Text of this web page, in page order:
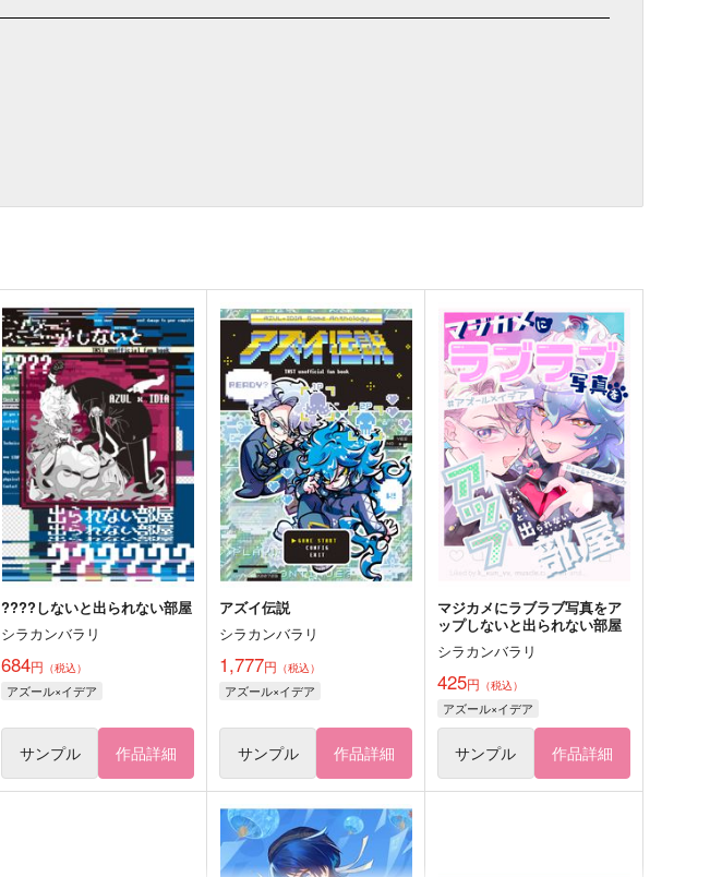
????しないと出られない部屋
シラカンバラリ
684円 （税込）
アズール×イデア
サンプル 作品詳細
アズイ伝説
シラカンバラリ
1,777円 （税込）
アズール×イデア
サンプル 作品詳細
マジカメにラブラブ写真をア
ップしないと出られない部屋
シラカンバラリ
425円 （税込）
アズール×イデア
サンプル 作品詳細